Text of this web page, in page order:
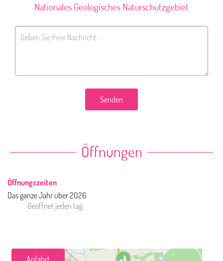
Nationales Geologisches Naturschutzgebiet
Senden
Öffnungen
Öffnungszeiten
Das ganze Jahr über 2026
Geöffnet jeden tag